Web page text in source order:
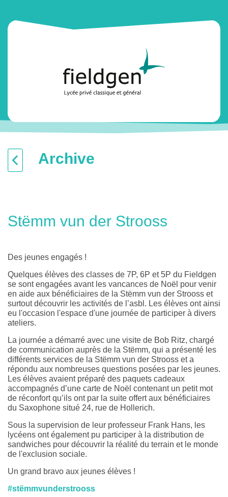
Archive
Stëmm vun der Strooss
Des jeunes engagés !
Quelques élèves des classes de 7P, 6P et 5P du Fieldgen
se sont engagées avant les vancances de Noël pour venir
en aide aux bénéficiaires de la Stëmm vun der Strooss et
surtout découvrir les activités de l’asbl. Les élèves ont ainsi
eu l'occasion l'espace d'une journée de participer à divers
ateliers.
La journée a démarré avec une visite de Bob Ritz, chargé
de communication auprès de la Stëmm, qui a présenté les
différents services de la Stëmm vun der Strooss et a
répondu aux nombreuses questions posées par les jeunes.
Les élèves avaient préparé des paquets cadeaux
accompagnés d’une carte de Noël contenant un petit mot
de réconfort qu’ils ont par la suite offert aux bénéficiaires
du Saxophone situé 24, rue de Hollerich.
Sous la supervision de leur professeur Frank Hans, les
lycéens ont également pu participer à la distribution de
sandwiches pour découvrir la réalité du terrain et le monde
de l'exclusion sociale.
Un grand bravo aux jeunes élèves !
#stëmmvunderstrooss